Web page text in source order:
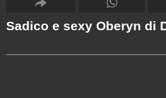
Sadico e sexy Oberyn di